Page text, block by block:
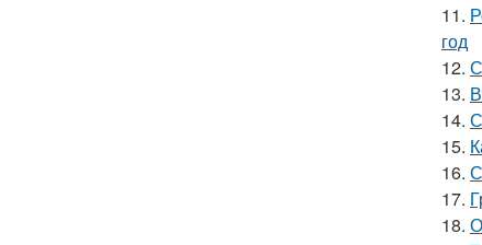
11.
год
12.
13.
14.
15.
16.
17.
18.